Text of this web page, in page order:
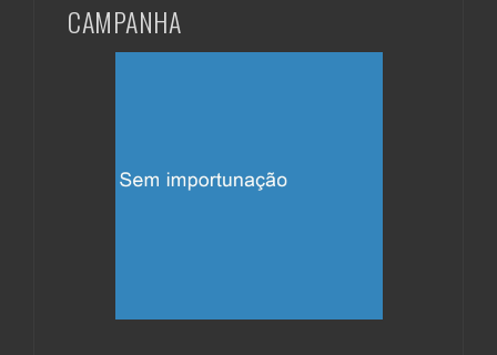
CAMPANHA